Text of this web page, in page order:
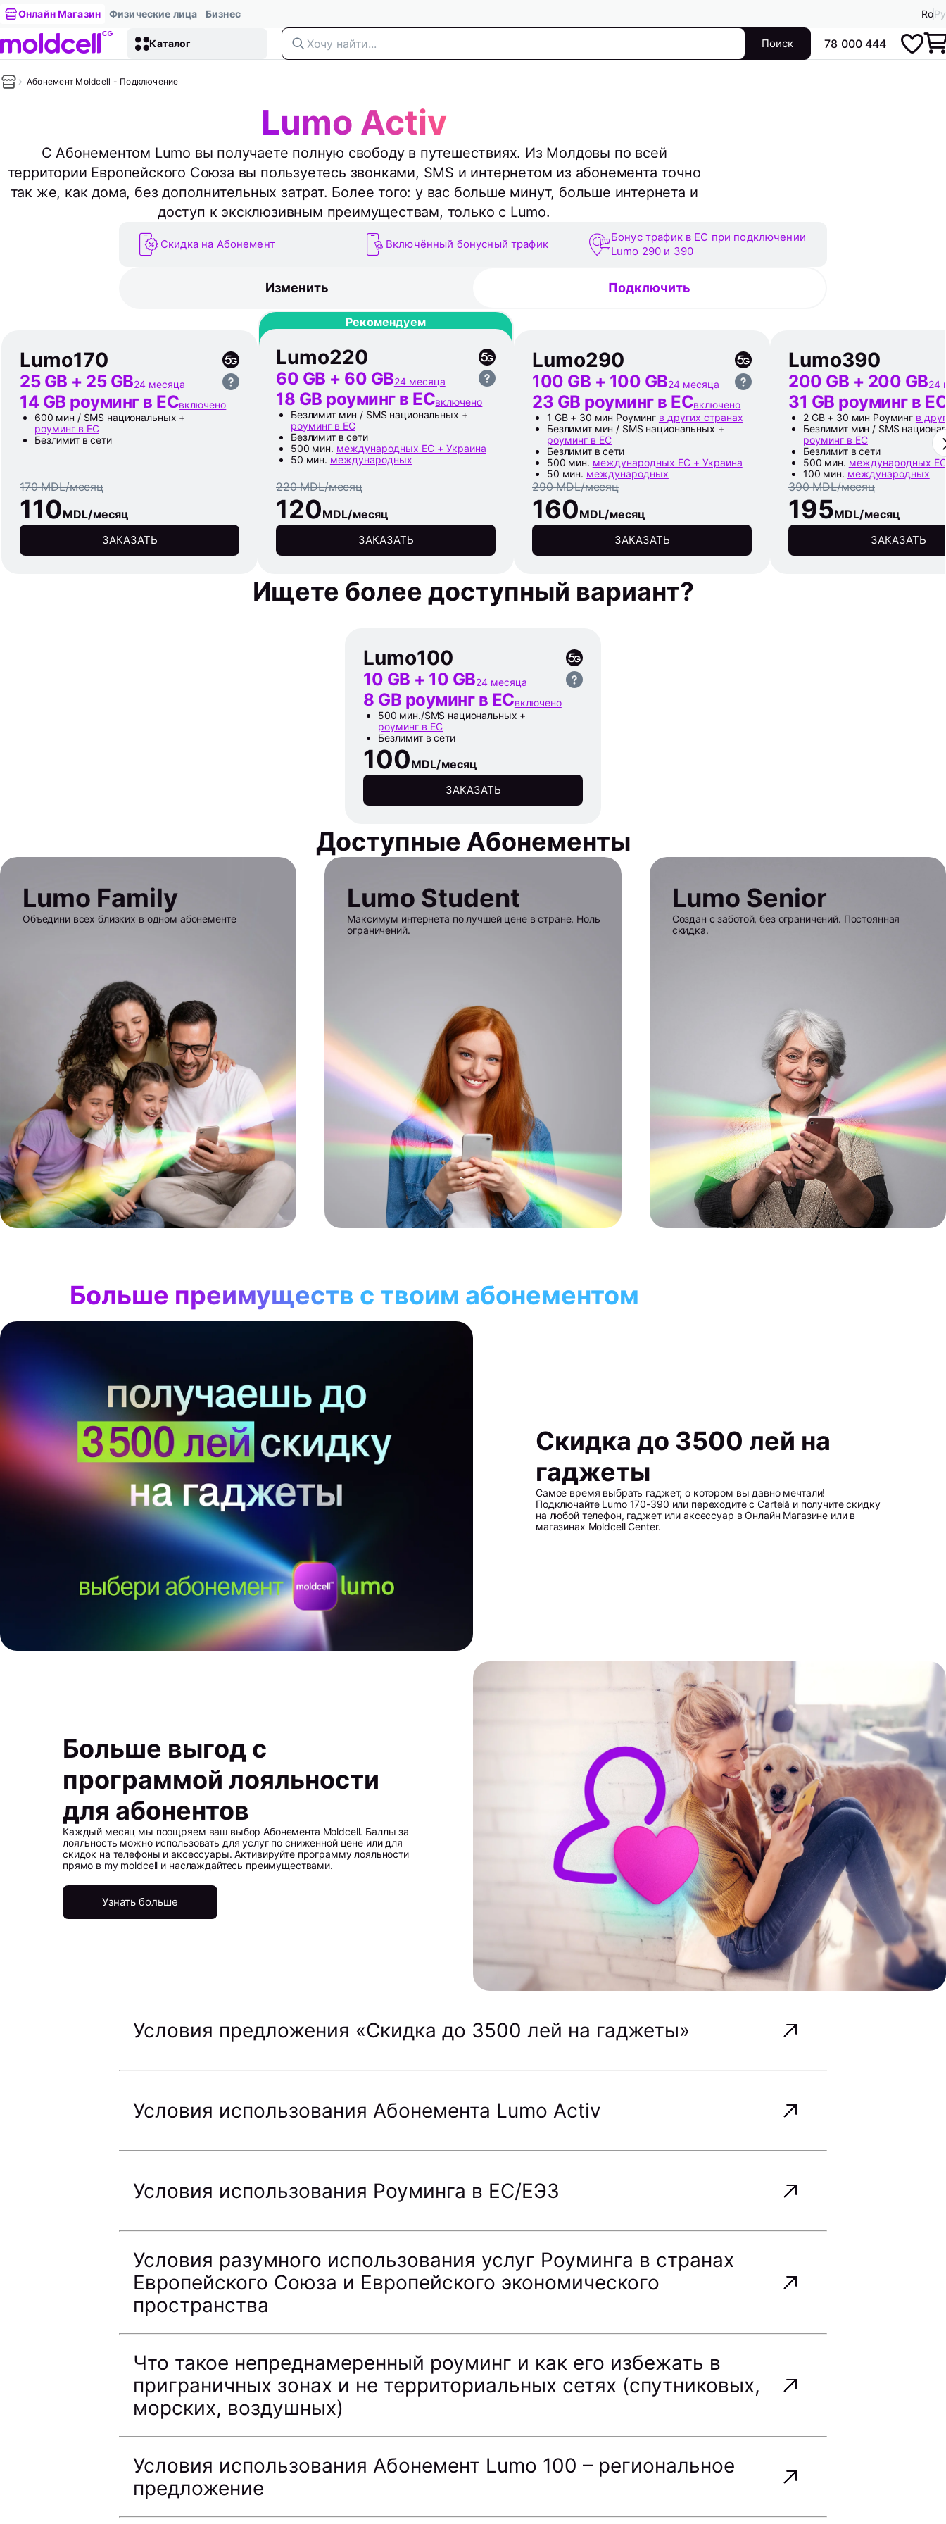
Онлайн Магазин Физические лица Бизнес RoРу
Каталог Поиск 78 000 444
Абонемент Moldcell - Подключение
Lumo Activ
С Абонементом Lumo вы получаете полную свободу в путешествиях. Из Молдовы по всей
территории Европейского Союза вы пользуетесь звонками, SMS и интернетом из абонемента точно
так же, как дома, без дополнительных затрат. Более того: у вас больше минут, больше интернета и
доступ к эксклюзивным преимуществам, только с Lumo.
Скидка на Абонемент Включённый бонусный трафик
Бонус трафик в ЕС при подключении
Lumo 290 и 390
Изменить Подключить
Lumo170
25 GB + 25 GB24 месяца
14 GB роуминг в ЕСвключено
600 мин / SMS национальных +
роуминг в ЕС
Безлимит в сети
170 MDL/месяц
110MDL/месяц
ЗАКАЗАТЬ
Рекомендуем
Lumo220
60 GB + 60 GB24 месяца
18 GB роуминг в ЕСвключено
Безлимит мин / SMS национальных +
роуминг в ЕС
Безлимит в сети
500 мин. международных ЕС + Украина
50 мин. международных
220 MDL/месяц
120MDL/месяц
ЗАКАЗАТЬ
Lumo290
100 GB + 100 GB24 месяца
23 GB роуминг в ЕСвключено
1 GB + 30 мин Роуминг в других странах
Безлимит мин / SMS национальных +
роуминг в ЕС
Безлимит в сети
500 мин. международных ЕС + Украина
50 мин. международных
290 MDL/месяц
160MDL/месяц
ЗАКАЗАТЬ
Lumo390
200 GB + 200 GB24
31 GB роуминг в
2 GB + 30 мин Роуминг в
Безлимит мин / SMS
роуминг в ЕС
Безлимит в сети
500 мин. международных
100 мин. международных
390 MDL/месяц
195MDL/месяц
ЗАКАЗАТЬ
Ищете более доступный вариант?
Lumo100
10 GB + 10 GB24 месяца
8 GB роуминг в ЕСвключено
500 мин./SMS национальных +
роуминг в ЕС
Безлимит в сети
100MDL/месяц
ЗАКАЗАТЬ
Доступные Абонементы
Lumo Family
Объедини всех близких в одном абонементе
Lumo Student
Максимум интернета по лучшей цене в стране. Ноль
ограничений.
Lumo Senior
Создан с заботой, без ограничений. Постоянная
скидка.
Больше преимуществ с твоим абонементом
Скидка до 3500 лей на
гаджеты
Самое время выбрать гаджет, о котором вы давно мечтали!
Подключайте Lumo 170-390 или переходите с Cartelă и получите скидку
на любой телефон, гаджет или аксессуар в Онлайн Магазине или в
магазинах Moldcell Center.
Больше выгод с
программой лояльности
для абонентов
Каждый месяц мы поощряем ваш выбор Абонемента Moldcell. Баллы за
лояльность можно использовать для услуг по сниженной цене или для
скидок на телефоны и аксессуары. Активируйте программу лояльности
прямо в my moldcell и наслаждайтесь преимуществами.
Узнать больше
Условия предложения «Скидка до 3500 лей на гаджеты»
Условия использования Абонемента Lumo Activ
Условия использования Роуминга в ЕС/ЕЭЗ
Условия разумного использования услуг Роуминга в странах
Европейского Союза и Европейского экономического
пространства
Что такое непреднамеренный роуминг и как его избежать в
приграничных зонах и не территориальных сетях (спутниковых,
морских, воздушных)
Условия использования Абонемент Lumo 100 – региональное
предложение